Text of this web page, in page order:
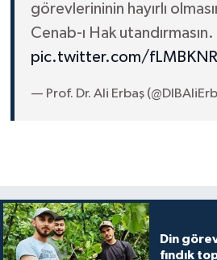
görevlerininin hayırlı
Cenab-ı Hak utandırmasın.
pic.twitter.com/
— Prof. Dr. Ali Erbaş
Din
fındık